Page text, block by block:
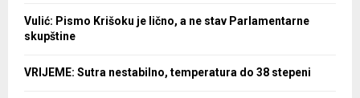
Vulić: Pismo Krišoku je lično, a ne stav Parlamentarne
skupštine
VRIJEME: Sutra nestabilno, temperatura do 38 stepeni